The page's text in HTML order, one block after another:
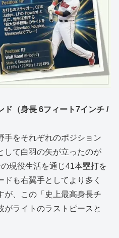
ド（身長 6フィート7インチ /
手をそれぞれのポジション
して白羽の矢が立ったのが
現役生活を通じ41本塁打を
も右翼手としてより多く
が、この「史上最高身長チ
がライトのラストピースと